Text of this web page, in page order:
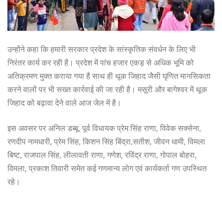
उन्होंने कहा कि हमारी सरकार प्रदेश के सांस्कृतिक संवर्धन के लिए भी
निरंतर कार्य कर रही है। प्रदेश में पांच हजार एकड़ से अधिक भूमि को
अतिक्रमण मुक्त कराया गया है साथ ही थूक जिहाद जैसी घृणित मानसिकता
करने वालों पर भी सख्त कार्रवाई की जा रही है। मसूरी और बागेश्वर में थूक
जिहाद को बढ़ावा देने वाले आज जेल में है।
इस अवसर पर अनिल डब्बू, पूर्व विधायक प्रेम सिंह राणा, विवेक सक्सेना,
रणदीप नामधारी, प्रेम सिंह, किशन सिंह बिंद्रा,सतीश, जीवन धामी, विमला
बिष्ट, राजपाल सिंह, लीलावती राणा, गणेश, रविंद्र राणा, गोपाल बोहरा,
विमला, प्रकाश तिवारी समेत कई गणमान्य लोग एवं कार्यकर्ता गण उपस्थित
रहे।